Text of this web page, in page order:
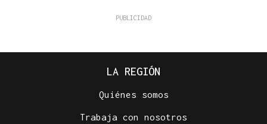
LA REGIÓN
Quiénes somos
Trabaja con nosotros